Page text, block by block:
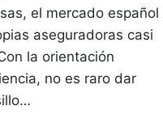
el mercado español
aseguradoras casi
la orientación
no es raro dar